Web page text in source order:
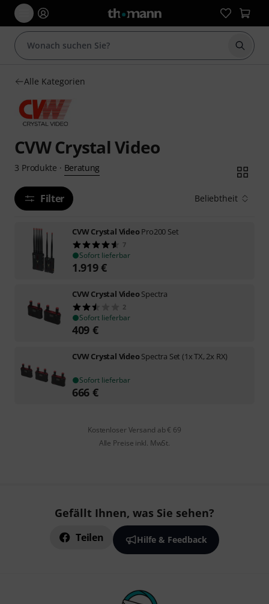
Suche
Alle Kategorien
CVW Crystal Video
3 Produkte · Beratung
Filter Beliebtheit
CVW Crystal VideoPro200 Set
7
Sofort lieferbar
1.919€
CVW Crystal VideoSpectra
2
Sofort lieferbar
409 €
CVW Crystal VideoSpectra Set (1x TX, 2x RX)
Sofort lieferbar
666 €
Kostenloser Versand ab € 69
Alle Preise inkl. MwSt.
Gefällt Ihnen, was Sie sehen?
Teilen Hilfe & Feedback